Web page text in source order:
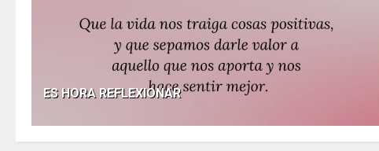
ES HORA REFLEXIONAR